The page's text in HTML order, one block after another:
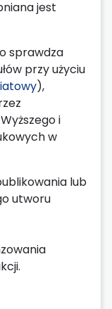
jest
sprawdza
przy użyciu
),
i
w
lub
utworu